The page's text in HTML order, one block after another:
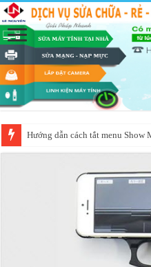
Hướng dẫn cách tắt menu Show